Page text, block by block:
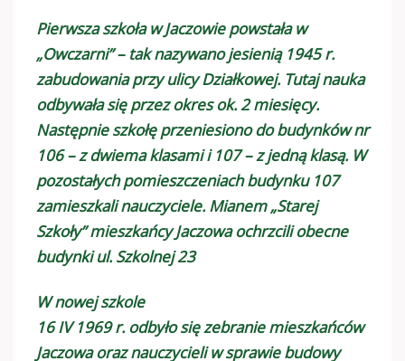
Pierwsza szkoła w Jaczowie powstała w
„Owczarni” – tak nazywano jesienią 1945 r.
zabudowania przy ulicy Działkowej. Tutaj nauka
odbywała się przez okres ok. 2 miesięcy.
Następnie szkołę przeniesiono do budynków nr
106 – z dwiema klasami i 107 – z jedną klasą. W
pozostałych pomieszczeniach budynku 107
zamieszkali nauczyciele. Mianem „Starej
Szkoły” mieszkańcy Jaczowa ochrzcili obecne
budynki ul. Szkolnej 23
W nowej szkole
16 IV 1969 r. odbyło się zebranie mieszkańców
Jaczowa oraz nauczycieli w sprawie budowy